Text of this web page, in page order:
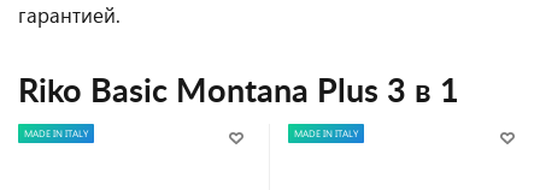
гарантией.
Riko Basic Montana Plus 3 в 1
MADE IN ITALY MADE IN ITALY